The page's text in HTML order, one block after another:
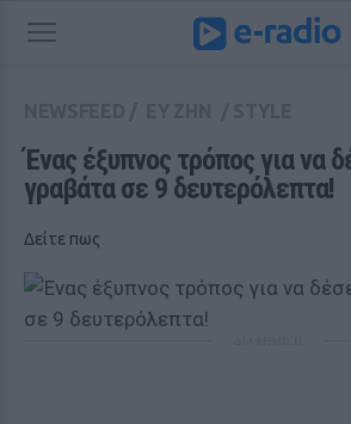
Ένας έξυπνος τρόπος για να
γραβάτα σε 9 δευτερόλεπτα!
Δείτε πως